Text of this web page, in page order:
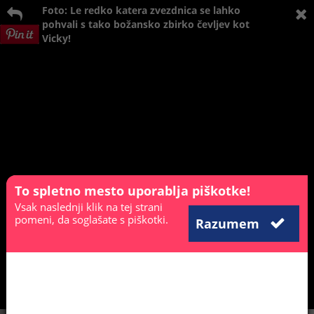
Foto: Le redko katera zvezdnica se lahko
pohvali s tako božansko zbirko čevljev kot
Vicky!
To spletno mesto uporablja piškotke!
Razumem
Vsak naslednji klik na tej strani
pomeni, da soglašate s piškotki.